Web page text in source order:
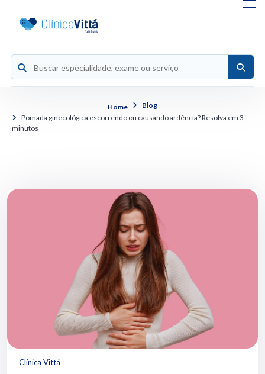
Home
Blog
Pomada ginecológica escorrendo ou causando ardência? Resolva em 3
minutos
Clínica Vittá